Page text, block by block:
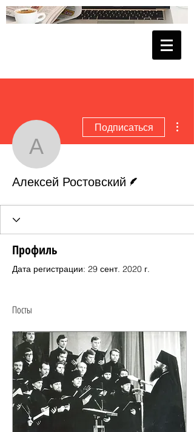
Алексей
Подписаться
Алексей Ростовский
Профиль
Дата регистрации: 29 сент. 2020 г.
Посты